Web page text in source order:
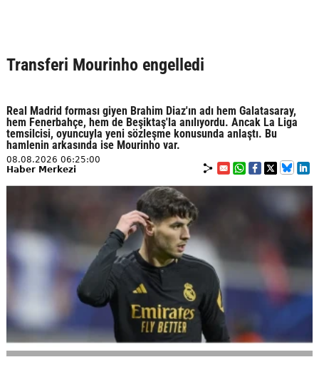
Transferi Mourinho engelledi
Real Madrid forması giyen Brahim Diaz'ın adı hem Galatasaray,
hem Fenerbahçe, hem de Beşiktaş'la anılıyordu. Ancak La Liga
temsilcisi, oyuncuyla yeni sözleşme konusunda anlaştı. Bu
hamlenin arkasında ise Mourinho var.
08.08.2026 06:25:00
Haber Merkezi